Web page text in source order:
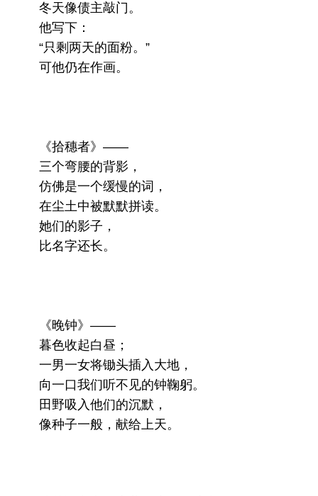
冬天像债主敲门。
他写下：
“只剩两天的面粉。”
可他仍在作画。
《拾穗者》——
三个弯腰的背影，
仿佛是一个缓慢的词，
在尘土中被默默拼读。
她们的影子，
比名字还长。
《晚钟》——
暮色收起白昼；
一男一女将锄头插入大地，
向一口我们听不见的钟鞠躬。
田野吸入他们的沉默，
像种子一般，献给上天。